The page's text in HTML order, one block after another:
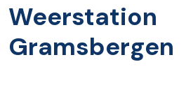
Weerstation
Gramsbergen